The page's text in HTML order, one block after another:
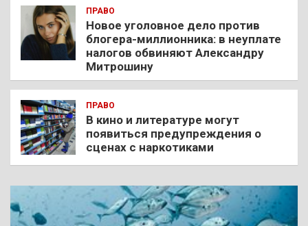
ПРАВО
Новое уголовное дело против
блогера-миллионника: в неуплате
налогов обвиняют Александру
Митрошину
ПРАВО
В кино и литературе могут
появиться предупреждения о
сценах с наркотиками